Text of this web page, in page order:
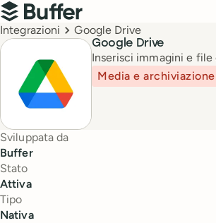
Navigazione principale
Buffer
Breadcrumbs
Integrazioni Google Drive
Google Drive
Inserisci immagini e
Media e archiviazione
Sviluppata da
Buffer
Stato
Attiva
Tipo
Nativa